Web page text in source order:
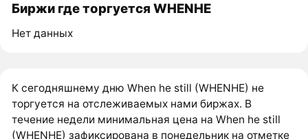
Биржи где торгуется WHENHE
Нет данных
К сегодняшнему дню When he still (WHENHE) не
торгуется на отслеживаемых нами биржах. В
течение недели минимальная цена на When he still
(WHENHE) зафиксирована в понедельник на отметке